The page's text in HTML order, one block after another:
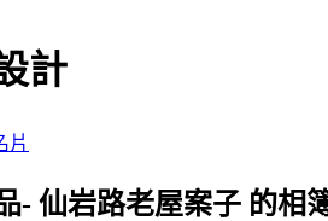
計
片
- 仙岩路老屋案子 的相